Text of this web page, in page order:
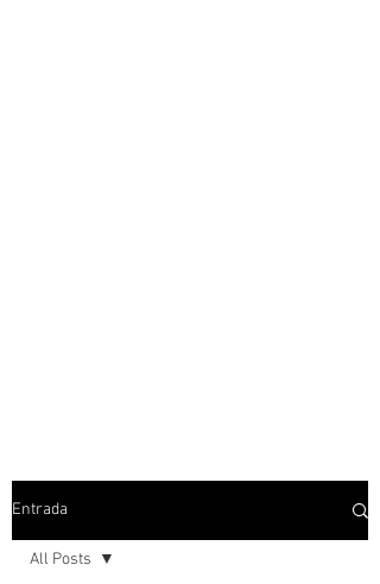
Entrada
All Posts